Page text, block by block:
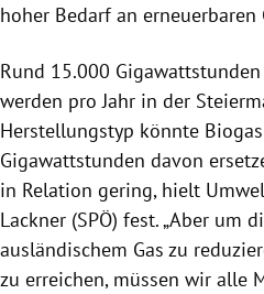
hoher Bedarf an erneuerbaren
Rund 15.000
werden pro Jahr in der
Herstellungstyp könnte
Gigawattstunden davon
in Relation gering, hielt
Lackner (SPÖ) fest. „Aber um
ausländischem Gas zu
zu erreichen, müssen wir alle